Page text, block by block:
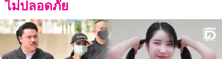
ไม่ปลอดภัย